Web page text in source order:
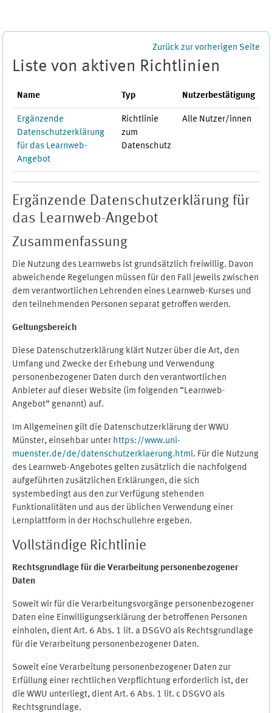
Zurück zur vorherigen Seite
Liste von aktiven Richtlinien
Name Typ Nutzerbestätigung
Ergänzende
Datenschutzerklärung
für das Learnweb-
Angebot
Richtlinie
zum
Datenschutz
Alle Nutzer/innen
Ergänzende Datenschutzerklärung für
das Learnweb-Angebot
Zusammenfassung
Die Nutzung des Learnwebs ist grundsätzlich freiwillig. Davon
abweichende Regelungen müssen für den Fall jeweils zwischen
dem verantwortlichen Lehrenden eines Learnweb-Kurses und
den teilnehmenden Personen separat getroffen werden.
Geltungsbereich
Diese Datenschutzerklärung klärt Nutzer über die Art, den
Umfang und Zwecke der Erhebung und Verwendung
personenbezogener Daten durch den verantwortlichen
Anbieter auf dieser Website (im folgenden “Learnweb-
Angebot” genannt) auf.
Im Allgemeinen gilt die Datenschutzerklärung der WWU
Münster, einsehbar unter https://www.uni-
muenster.de/de/datenschutzerklaerung.html. Für die Nutzung
des Learnweb-Angebotes gelten zusätzlich die nachfolgend
aufgeführten zusätzlichen Erklärungen, die sich
systembedingt aus den zur Verfügung stehenden
Funktionalitäten und aus der üblichen Verwendung einer
Lernplattform in der Hochschullehre ergeben.
Vollständige Richtlinie
Rechtsgrundlage für die Verarbeitung personenbezogener
Daten
Soweit wir für die Verarbeitungsvorgänge personenbezogener
Daten eine Einwilligungserklärung der betroffenen Personen
einholen, dient Art. 6 Abs. 1 lit. a DSGVO als Rechtsgrundlage
für die Verarbeitung personenbezogener Daten.
Soweit eine Verarbeitung personenbezogener Daten zur
Erfüllung einer rechtlichen Verpflichtung erforderlich ist, der
die WWU unterliegt, dient Art. 6 Abs. 1 lit. c DSGVO als
Rechtsgrundlage.